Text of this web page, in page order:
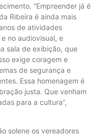
“Empreender já é
Ribeira é ainda mais
de atividades
no audiovisual, e
sala de exibição, que
exige coragem e
de segurança e
Essa homenagem é
justa. Que venham
para a cultura”,
solene os vereadores